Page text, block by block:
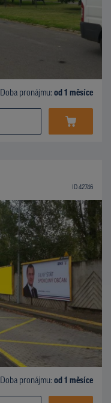
Doba pronájmu: od 1 měsíce
ID 42746
Doba pronájmu: od 1 měsíce